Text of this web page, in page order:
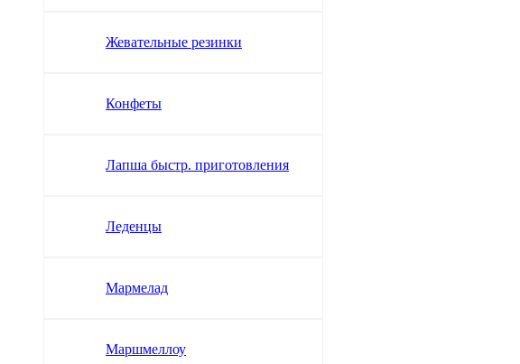
Жевательные резинки
Конфеты
Лапша быстр. приготовления
Леденцы
Мармелад
Маршмеллоу